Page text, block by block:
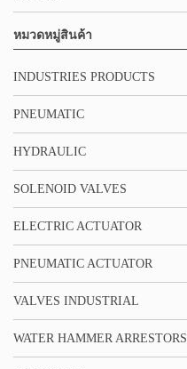
หมวดหมู่สินค้า
INDUSTRIES PRODUCTS
PNEUMATIC
HYDRAULIC
SOLENOID VALVES
ELECTRIC ACTUATOR
PNEUMATIC ACTUATOR
VALVES INDUSTRIAL
WATER HAMMER ARRESTORS